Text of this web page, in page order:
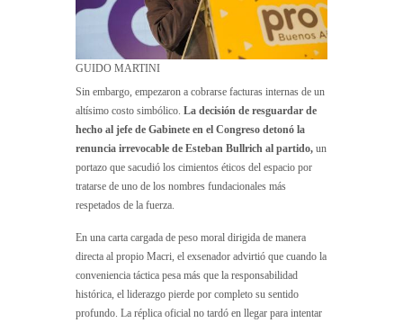
GUIDO MARTINI
Sin embargo, empezaron a cobrarse facturas internas de un
altísimo costo simbólico. La decisión de resguardar de
hecho al jefe de Gabinete en el Congreso detonó la
renuncia irrevocable de Esteban Bullrich al partido, un
portazo que sacudió los cimientos éticos del espacio por
tratarse de uno de los nombres fundacionales más
respetados de la fuerza.
En una carta cargada de peso moral dirigida de manera
directa al propio Macri, el exsenador advirtió que cuando la
conveniencia táctica pesa más que la responsabilidad
histórica, el liderazgo pierde por completo su sentido
profundo. La réplica oficial no tardó en llegar para intentar